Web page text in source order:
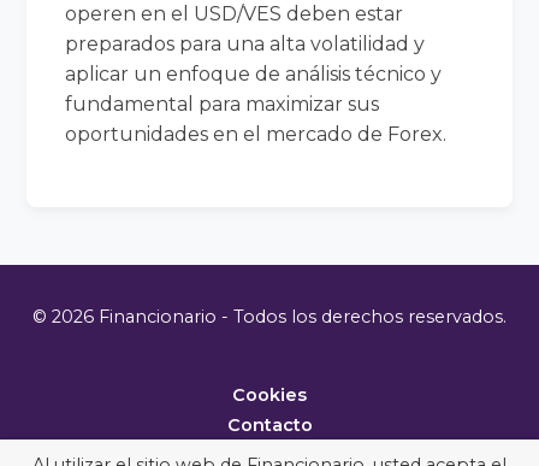
operen en el USD/VES deben estar
preparados para una alta volatilidad y
aplicar un enfoque de análisis técnico y
fundamental para maximizar sus
oportunidades en el mercado de Forex.
© 2026 Financionario - Todos los derechos reservados.
Cookies
Contacto
Metodología